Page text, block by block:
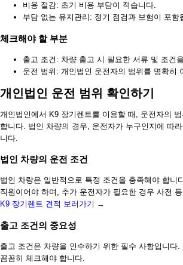
비용 절감: 초기 비용 부담이 적습니다.
부담 없는 유지관리: 정기 점검과 보험이 포함
체크해야 할 부분
출고 조건: 차량 출고 시 필요한 서류 및 조건
운전 범위: 개인법인 운전자의 범위를 명확히
개인법인 운전 범위 확인하기
개인법인에서 K9 장기렌트를 이용할 때, 운전자의
합니다. 법인 차량의 경우, 운전자가 누구인지에 따
니다.
법인 차량의 운전 조건
법인 차량은 일반적으로 특정 조건을 충족해야 합니
직원이어야 하며, 추가 운전자가 필요한 경우 사전
K9 장기렌트 견적 보러가기 →
출고 조건의 중요성
출고 조건은 차량을 인수하기 위한 필수 사항입니다
꼼꼼히 체크해야 합니다.